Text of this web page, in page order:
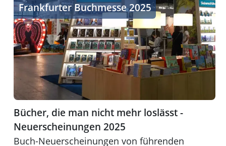
Frankfurter Buchmesse 2025
Bücher, die man nicht mehr loslässt -
Neuerscheinungen 2025
Buch-Neuerscheinungen von führenden